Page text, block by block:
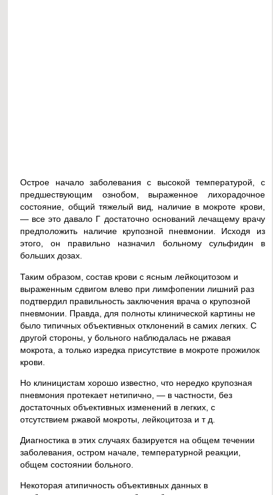
Острое начало заболевания с высокой температурой, с
предшествующим ознобом, выраженное лихорадочное
состояние, общий тяжелый вид, наличие в мокроте крови,
— все это давало Г достаточно оснований лечащему врачу
предположить наличие крупозной пневмонии. Исходя из
этого, он правильно назначил больному сульфидин в
больших дозах.
Таким образом, состав крови с ясным лейкоцитозом и
выраженным сдвигом влево при лимфопении лишний раз
подтвердил правильность заключения врача о крупозной
пневмонии. Правда, для полноты клинической картины не
было типичных объективных отклонений в самих легких. С
другой стороны, у больного наблюдалась не ржавая
мокрота, а только изредка присутствие в мокроте прожилок
крови.
Но клиницистам хорошо известно, что нередко крупозная
пневмония протекает нетипично, — в частности, без
достаточных объективных изменений в легких, с
отсутствием ржавой мокроты, лейкоцитоза и т д.
Диагностика в этих случаях базируется на общем течении
заболевания, остром начале, температурной реакции,
общем состоянии больного.
Некоторая атипичность объективных данных в